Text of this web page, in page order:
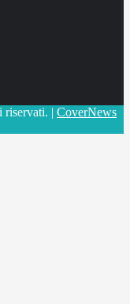
| CoverNews